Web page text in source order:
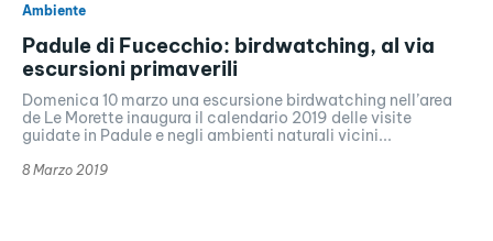
Ambiente
Padule di Fucecchio: birdwatching, al via
escursioni primaverili
Domenica 10 marzo una escursione birdwatching nell’area
de Le Morette inaugura il calendario 2019 delle visite
guidate in Padule e negli ambienti naturali vicini...
8 Marzo 2019